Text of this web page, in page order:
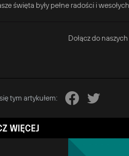
święta były pełne radości i
Dołącz do
tym artykułem:
WIĘCEJ